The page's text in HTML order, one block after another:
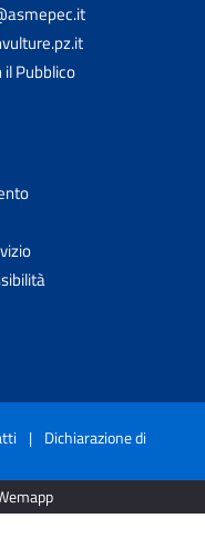
Pubblico
| Dichiarazione di